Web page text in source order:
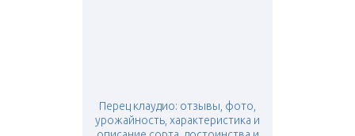
Перец клаудио: отзывы, фото,
урожайность, характеристика и